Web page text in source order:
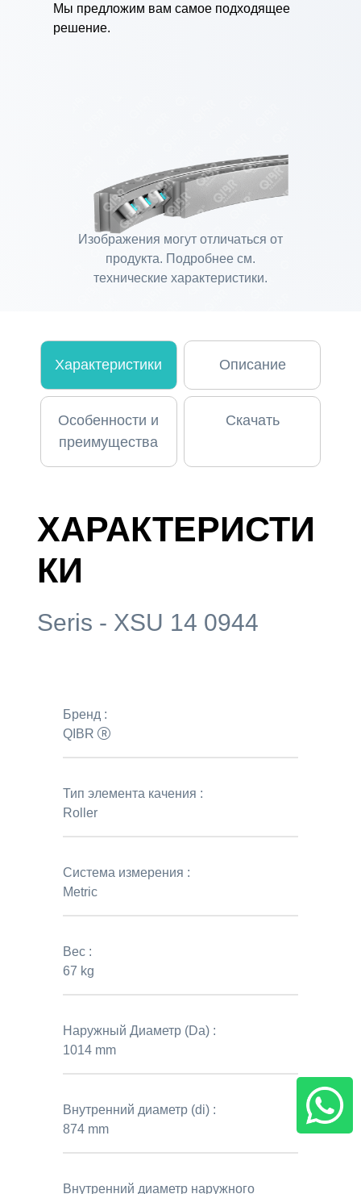
Мы предложим вам самое подходящее
решение.
Изображения могут отличаться от
продукта. Подробнее см.
технические характеристики.
Характеристики Описание
Особенности и
преимущества
Скачать
ХАРАКТЕРИСТИ
КИ
Seris - XSU 14 0944
Бренд :
QIBR
Тип элемента качения :
Roller
Система измерения :
Metric
Вес :
67 kg
Наружный Диаметр (Da) :
1014 mm
Внутренний диаметр (di) :
874 mm
Внутренний диаметр наружного